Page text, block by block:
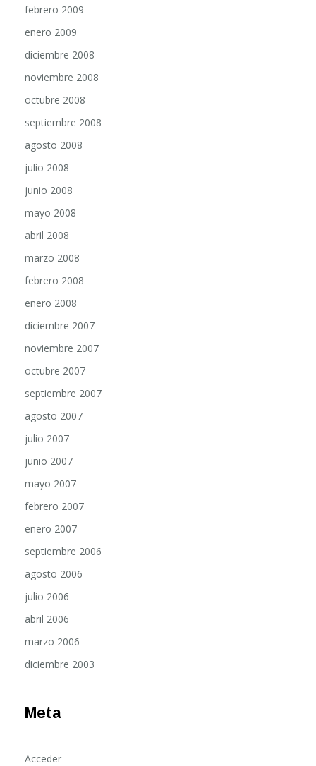
enero 2009
diciembre 2008
noviembre 2008
octubre 2008
septiembre 2008
agosto 2008
julio 2008
junio 2008
mayo 2008
abril 2008
marzo 2008
febrero 2008
enero 2008
diciembre 2007
noviembre 2007
octubre 2007
septiembre 2007
agosto 2007
julio 2007
junio 2007
mayo 2007
febrero 2007
enero 2007
septiembre 2006
agosto 2006
julio 2006
abril 2006
marzo 2006
diciembre 2003